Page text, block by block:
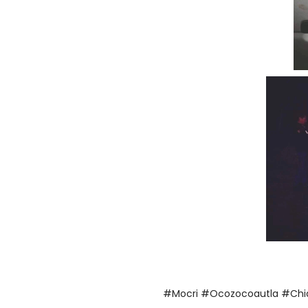
#Mocri #Ocozocoautla